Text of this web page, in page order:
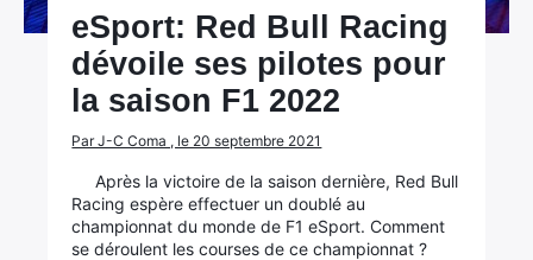
eSport: Red Bull Racing
dévoile ses pilotes pour
la saison F1 2022
Par J-C Coma , le 20 septembre 2021
Après la victoire de la saison dernière, Red Bull
Racing espère effectuer un doublé au
championnat du monde de F1 eSport. Comment
se déroulent les courses de ce championnat ?